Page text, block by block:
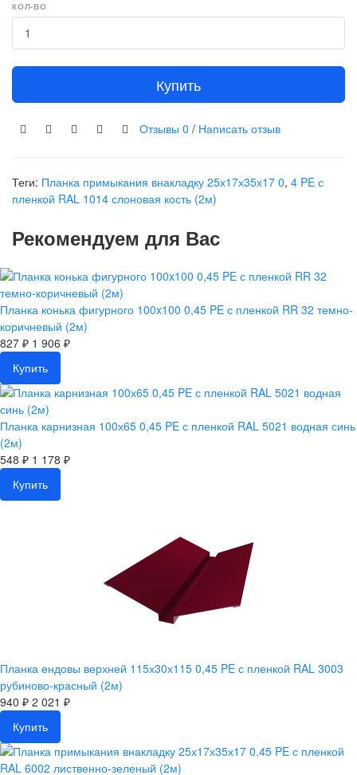
КОЛ-ВО
Купить
Отзывы 0 / Написать отзыв
Теги: Планка примыкания внакладку 25х17х35х17 0, 4 PE с
пленкой RAL 1014 слоновая кость (2м)
Рекомендуем для Вас
Планка конька фигурного 100x100 0,45 PE с пленкой RR 32 темно-
коричневый (2м)
827 ₽ 1 906 ₽
Купить
Планка карнизная 100х65 0,45 PE с пленкой RAL 5021 водная синь
(2м)
548 ₽ 1 178 ₽
Купить
Планка ендовы верхней 115х30х115 0,45 PE с пленкой RAL 3003
рубиново-красный (2м)
940 ₽ 2 021 ₽
Купить